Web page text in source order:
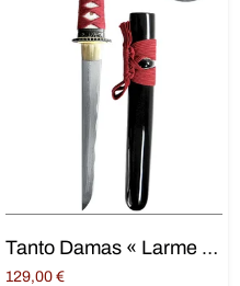
Tanto Damas « Larme du diable »
129,00 €